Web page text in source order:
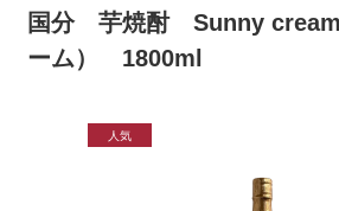
国分 芋焼酎 Sunny cream
ーム） 1800ml